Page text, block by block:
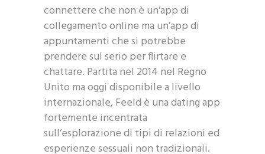
connettere che non è un’app di
collegamento online ma un’app di
appuntamenti che si potrebbe
prendere sul serio per flirtare e
chattare. Partita nel 2014 nel Regno
Unito ma oggi disponibile a livello
internazionale, Feeld è una dating app
fortemente incentrata
sull’esplorazione di tipi di relazioni ed
esperienze sessuali non tradizionali.